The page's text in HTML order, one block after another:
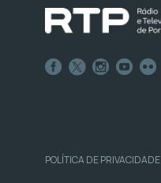
POLÍTICA DE PRIVACIDADE